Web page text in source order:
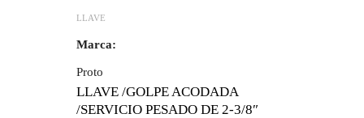
LLAVE
Marca:
Proto
LLAVE /GOLPE ACODADA
/SERVICIO PESADO DE 2-3/8″